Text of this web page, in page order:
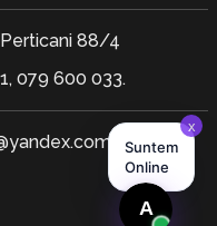
88/4
, 079 600 033.